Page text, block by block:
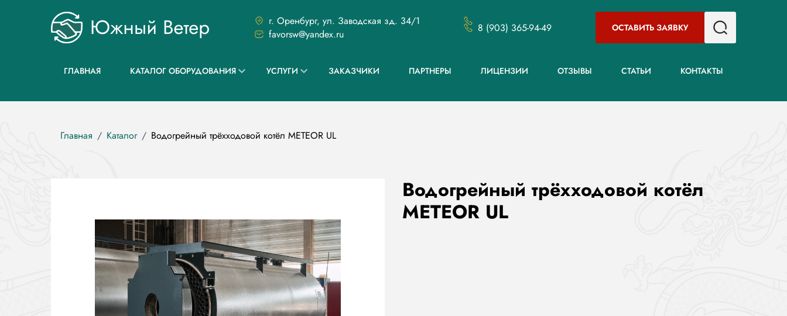
г. Оренбург, ул. Заводская зд. 34/1
favorsw@yandex.ru
8 (903) 365-94-49 ОСТАВИТЬ ЗАЯВКУ
ГЛАВНАЯ КАТАЛОГ ОБОРУДОВАНИЯ УСЛУГИ ЗАКАЗЧИКИ ПАРТНЕРЫ ЛИЦЕНЗИИ ОТЗЫВЫ СТАТЬИ КОНТАКТЫ
Строка
Главная Каталог Водогрейный трёхходовой котёл METEOR UL
Водогрейный трёхходовой котёл
METEOR UL